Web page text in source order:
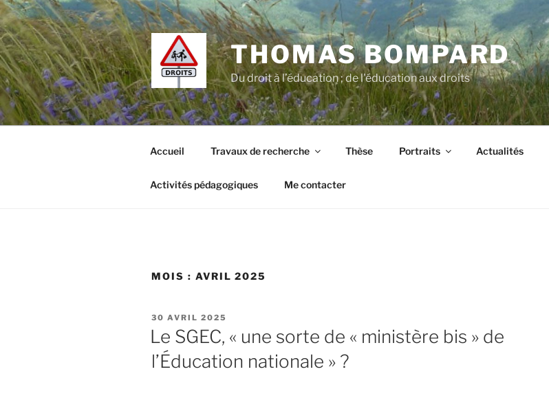
Aller
au
contenu
principal
THOMAS BOMPARD
Du droit à l’éducation ; de l'éducation aux droits
Accueil Travaux de recherche Thèse Portraits Actualités
Activités pédagogiques Me contacter
MOIS : AVRIL 2025
PUBLIÉ
LE
30 AVRIL 2025
Le SGEC, « une sorte de « ministère bis » de
l’Éducation nationale » ?